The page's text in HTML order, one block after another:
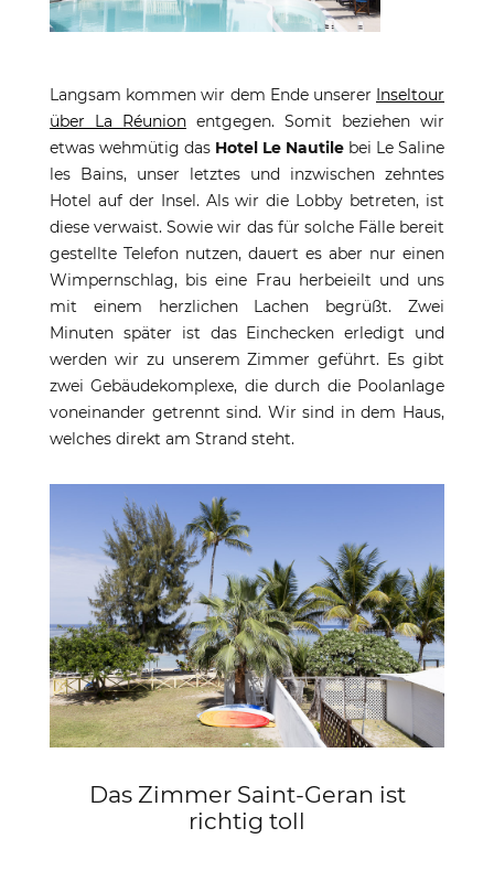
Langsam kommen wir dem Ende unserer Inseltour
über La Réunion entgegen. Somit beziehen wir
etwas wehmütig das Hotel Le Nautile bei Le Saline
les Bains, unser letztes und inzwischen zehntes
Hotel auf der Insel. Als wir die Lobby betreten, ist
diese verwaist. Sowie wir das für solche Fälle bereit
gestellte Telefon nutzen, dauert es aber nur einen
Wimpernschlag, bis eine Frau herbeieilt und uns
mit einem herzlichen Lachen begrüßt. Zwei
Minuten später ist das Einchecken erledigt und
werden wir zu unserem Zimmer geführt. Es gibt
zwei Gebäudekomplexe, die durch die Poolanlage
voneinander getrennt sind. Wir sind in dem Haus,
welches direkt am Strand steht.
Das Zimmer Saint-Geran ist
richtig toll